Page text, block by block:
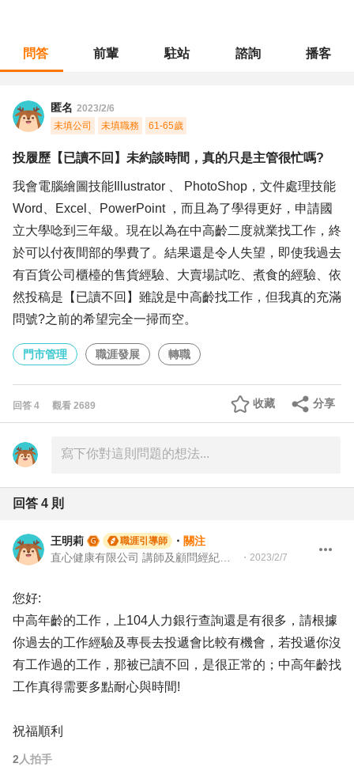
問答 前輩 駐站 諮詢 播客
匿名 2023/2/6
未填公司
未填職務 61-65歲
投履歷【已讀不回】未約談時間，真的只是主管很忙嗎?
我會電腦繪圖技能Illustrator 、 PhotoShop，文件處理技能
Word、Excel、PowerPoint ，而且為了學得更好，申請國
立大學唸到三年級。現在以為在中高齡二度就業找工作，終
於可以付夜間部的學費了。結果還是令人失望，即使我過去
有百貨公司櫃檯的售貨經驗、大賣場試吃、煮食的經驗、依
然投稿是【已讀不回】雖說是中高齡找工作，但我真的充滿
問號?之前的希望完全一掃而空。
門市管理 職涯發展 轉職
回答 4 觀看 2689 分享
收藏
回答 4 則
王明莉 職涯引導師 ・ 關注
・ 2023/2/7
您好:
中高年齡的工作，上104人力銀行查詢還是有很多，請根據
你過去的工作經驗及專長去投遞會比較有機會，若投遞你沒
有工作過的工作，那被已讀不回，是很正常的；中高年齡找
工作真得需要多點耐心與時間!
祝福順利
2 人拍手